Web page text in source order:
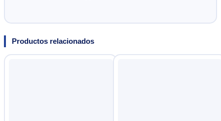
Productos relacionados